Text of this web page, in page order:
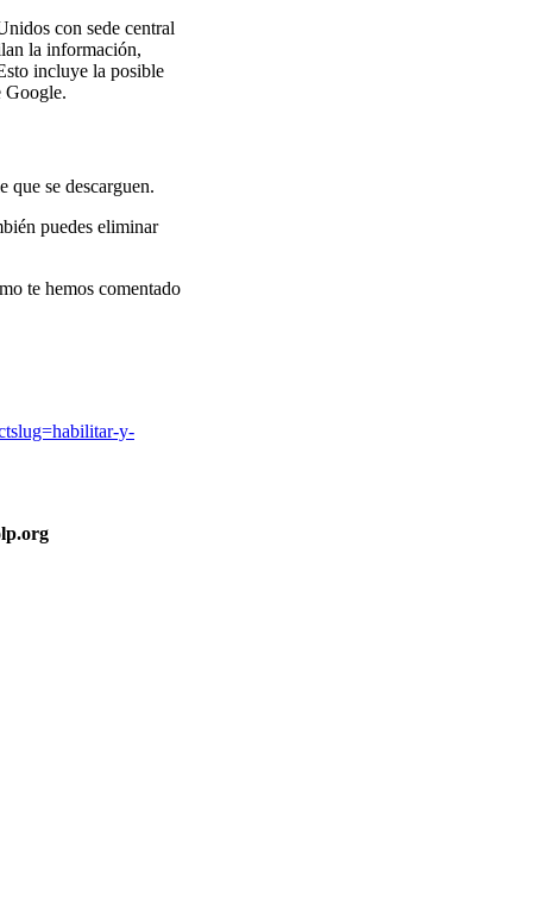
con sede central
la información,
incluye la posible
Google.
que se descarguen.
puedes eliminar
te hemos comentado
y-